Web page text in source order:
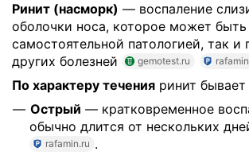
Ринит (насморк) — воспаление
оболочки носа, которое может быть
самостоятельной патологией, так и
других болезней
gemotest.ru
По характеру течения ринит бывает
Острый — кратковременное
обычно длится от нескольких
rafamin.ru .